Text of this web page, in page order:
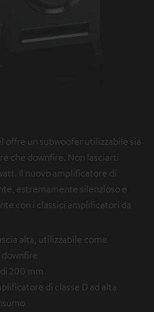
offre un subwoofer utilizzabile sia
che downfire. Non lasciarti
Il nuovo amplificatore di
estremamente silenzioso e
con i classici amplificatori da
alta, utilizzabile come
200 mm
di classe D ad alta